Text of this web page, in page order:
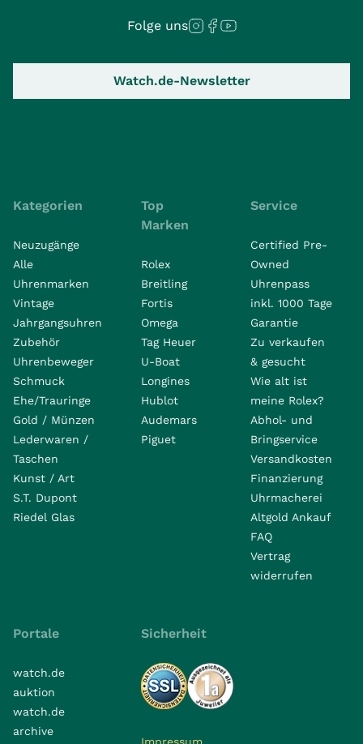
Folge uns
Watch.de-Newsletter
Kategorien
Neuzugänge
Alle
Uhrenmarken
Vintage
Jahrgangsuhren
Zubehör
Uhrenbeweger
Schmuck
Ehe/Trauringe
Gold / Münzen
Lederwaren /
Taschen
Kunst / Art
S.T. Dupont
Riedel Glas
Top
Marken
Rolex
Breitling
Fortis
Omega
Tag Heuer
U-Boat
Longines
Hublot
Audemars
Piguet
Service
Certified Pre-
Owned
Uhrenpass
inkl. 1000 Tage
Garantie
Zu verkaufen
& gesucht
Wie alt ist
meine Rolex?
Abhol- und
Bringservice
Versandkosten
Finanzierung
Uhrmacherei
Altgold Ankauf
FAQ
Vertrag
widerrufen
Portale
watch.de
auktion
watch.de
archive
Sicherheit